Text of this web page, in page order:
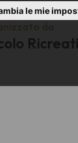
le mie